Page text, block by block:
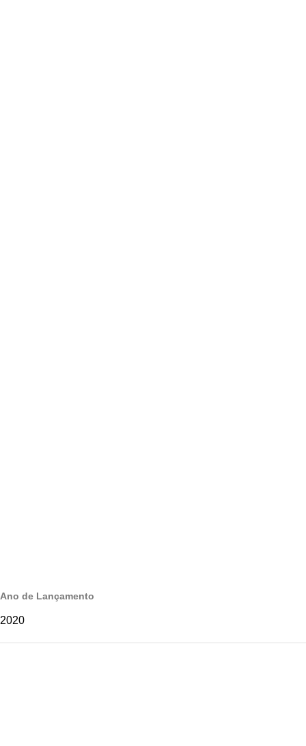
Ano de Lançamento
2020